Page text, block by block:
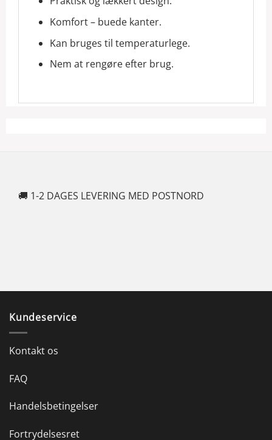
Komfort – buede kanter.
Kan bruges til temperaturlege.
Nem at rengøre efter brug.
🚚 1-2 DAGES LEVERING MED POSTNORD
Kundeservice
Kontakt os
FAQ
Handelsbetingelser
Fortrydelsesret